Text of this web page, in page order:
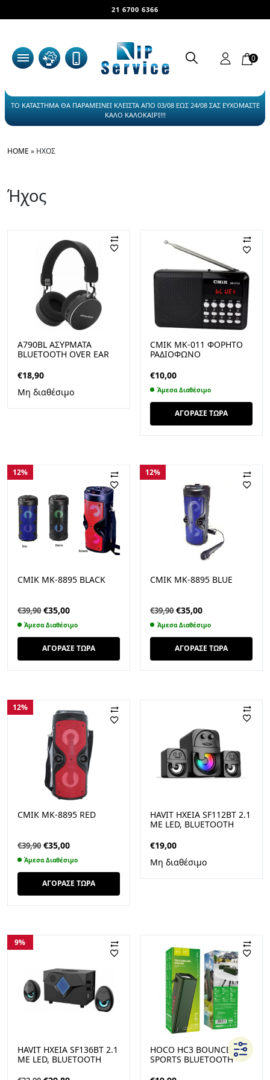
21 6700 6366
0
ΤΟ ΚΑΤΑΣΤΗΜΑ ΘΑ ΠΑΡΑΜΕΙΝΕΙ ΚΛΕΙΣΤΑ ΑΠΟ 03/08 ΕΩΣ 24/08 ΣΑΣ ΕΥΧΟΜΑΣΤΕ
ΚΑΛΟ ΚΑΛΟΚΑΙΡΙ!!!
HOME » ΉΧΟΣ
Ήχος
A790BL ΑΣΎΡΜΑΤΑ
BLUETOOTH OVER EAR
€18,90
Μη διαθέσιμο
CMIK MK-011 ΦΟΡΗΤΌ
ΡΑΔΙΌΦΩΝΟ
ΜΕ USB ΜΑΎΡΟ
€10,00
Άμεσα Διαθέσιμο
ΑΓΟΡΑΣΕ ΤΩΡΑ
12%
CMIK MK-8895 BLACK
€39,90 Original
price
was:
€39,90.
€35,00Η
τρέχουσα
τιμή
είναι:
€35,00.
Άμεσα Διαθέσιμο
ΑΓΟΡΑΣΕ ΤΩΡΑ
12%
CMIK MK-8895 BLUE
€39,90Original
price
was:
€39,90.
€35,00Η
τρέχουσα
τιμή
είναι:
€35,00.
Άμεσα Διαθέσιμο
ΑΓΟΡΑΣΕ ΤΩΡΑ
12%
CMIK MK-8895 RED
€39,90 Original
price
was:
€39,90.
€35,00Η
τρέχουσα
τιμή
είναι:
€35,00.
Άμεσα Διαθέσιμο
ΑΓΟΡΑΣΕ ΤΩΡΑ
HAVIT ΗΧΕΙΑ SF112BT 2.1
ΜΕ LED, BLUETOOTH
€19,00
Μη διαθέσιμο
9%
HAVIT ΗΧΕΙΑ SF136BT 2.1
ΜΕ LED, BLUETOOTH
HOCO HC3 BOUNCE
SPORTS BLUETOOTH